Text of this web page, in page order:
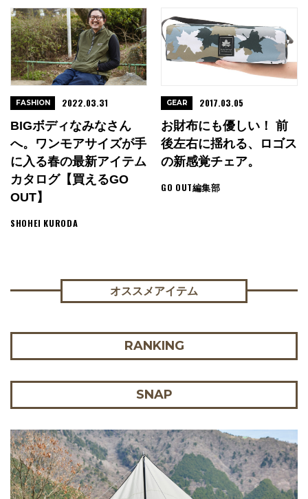
BIGボディなみなさん
へ。ワンモアサイズが手
に入る春の最新アイテム
カタログ【買えるGO
OUT】
SHOHEI KURODA
FASHION 2022.03.31
お財布にも優しい！ 前
後左右に揺れる、ロゴス
の新感覚チェア。
GO OUT編集部
GEAR 2017.03.05
オススメアイテム
RANKING
SNAP